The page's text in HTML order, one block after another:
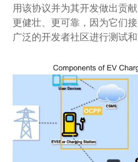
用该协议并为其开发做出贡
更健壮、更可靠，因为它们
广泛的开发者社区进行测试和